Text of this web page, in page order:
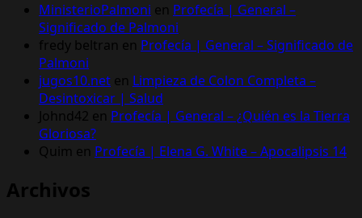
MinisterioPalmoni en Profecía | General –
Significado de Palmoni
fredy beltran en Profecía | General – Significado de
Palmoni
jugos10.net en Limpieza de Colon Completa –
Desintoxicar | Salud
Johnd42 en Profecía | General – ¿Quién es la Tierra
Gloriosa?
Quim en Profecía | Elena G. White – Apocalipsis 14
Archivos